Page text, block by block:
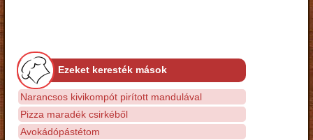
Ezeket keresték mások
Narancsos kivikompót pirított mandulával
Pizza maradék csirkéből
Avokádópástétom